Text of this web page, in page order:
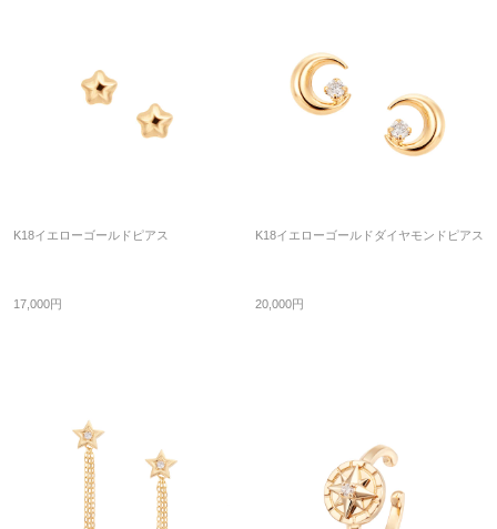
K18イエローゴールドピアス
17,000円
K18イエローゴールドダイヤモンドピアス
20,000円